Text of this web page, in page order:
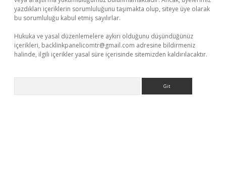
yazdıkları içeriklerin sorumluluğunu taşımakta olup, siteye üye olarak
bu sorumluluğu kabul etmiş sayılırlar.
Hukuka ve yasal düzenlemelere aykırı olduğunu düşündüğünüz
içerikleri, backlinkpanelicomtr@gmail.com adresine bildirmeniz
halinde, ilgili içerikler yasal süre içerisinde sitemizden kaldırılacaktır.